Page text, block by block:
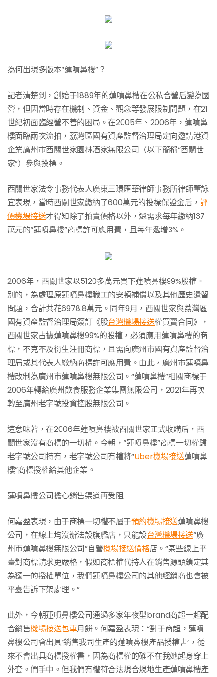
為何出現多版本“蓮噴鼻樓”？
記者清楚到，創始于1889年的蓮噴鼻樓在公私合營后變為國
營，但因當時存在機制、資金、觀念等發展限制問題，在21
世紀初面臨經營不善的困局。在2005年、2006年，蓮噴鼻
樓面臨兩次流拍，荔灣區國有資產監督治理局定向邀請港資
企業廣州市西關世家園林酒家無限公司（以下簡稱“西關世
家”）參與投標。
西關世家法令事務代表人廣東三環匯華律師事務所律師董詠
宜表現，當時西關世家繳納了600萬元的投標保證金后， 評
價機場接送才得知除了拍賣價格以外，還需求每年繳納137
萬元的“蓮噴鼻樓”商標許可應用費，且每年遞增3%。
2006年，西關世家以5120多萬元買下蓮噴鼻樓99%股權。
別的，為處理原蓮噴鼻樓職工的安頓補償以及其他歷史遺留
問題，合計共花6978.8萬元。同年9月，西關世家與荔灣區
國有資產監督治理局簽訂《股台灣機場接送權買賣合同》，
西關世家占據蓮噴鼻樓99%的股權，必須應用蓮噴鼻樓的商
標，不克不及衍生注冊商標，且需向廣州市國有資產監督治
理局或其代表人繳納商標許可應用費。由此，廣州市蓮噴鼻
樓改制為廣州市蓮噴鼻樓無限公司。“蓮噴鼻樓”相關商標于
2006年轉給廣州飲食服務企業集團無限公司，2021年再次
轉至廣州老字號投資控股無限公司。
這意味著，在2006年蓮噴鼻樓被西關世家正式收購后，西
關世家沒有商標的一切權。今朝，“蓮噴鼻樓”商標一切權歸
老字號公司持有，老字號公司有權將“Uber機場接送蓮噴鼻
樓”商標授權給其他企業。
蓮噴鼻樓公司擔心銷售渠道再受阻
何嘉盈表現，由于商標一切權不屬于預約機場接送蓮噴鼻樓
公司，在線上均沒辦法設旗艦店，只能設台灣機場接送“廣
州市蓮噴鼻樓無限公司”自營機場接送價格店。“某些線上平
臺對商標請求更嚴格，假如商標權代持人在銷售源頭鎖定其
為獨一的授權單位，我們蓮噴鼻樓公司的其他經銷商也會被
平臺告訴下架處理。”
此外，今朝蓮噴鼻樓公司通過多家年夜型brand商超一起配
合銷售機場接送包車月餅。何嘉盈表現：“對于商超，蓮噴
鼻樓公司會出具‘銷售我司生產的蓮噴鼻樓產品授權書’，從
來不會出具商標授權書，因為商標權的確不在我她起身穿上
外套。們手中。但我們有權符合法規合規地生產蓮噴鼻樓產